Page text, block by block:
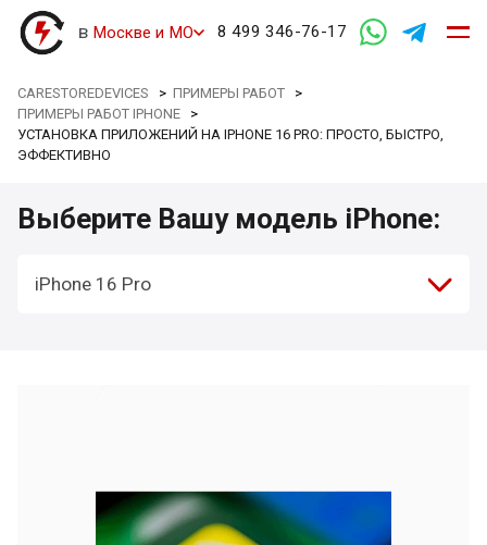
в Москве и МО 8 499 346-76-17
CARESTOREDEVICES >ПРИМЕРЫ РАБОТ >
ПРИМЕРЫ РАБОТ IPHONE >
УСТАНОВКА ПРИЛОЖЕНИЙ НА IPHONE 16 PRO: ПРОСТО, БЫСТРО,
ЭФФЕКТИВНО
Выберите Вашу модель iPhone:
iPhone 16 Pro